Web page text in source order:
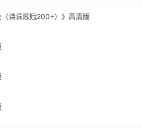
诗词歌赋200+）》高清版